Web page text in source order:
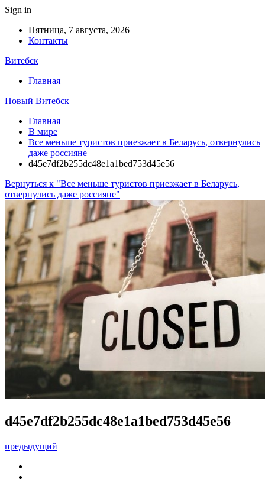
Sign in
Пятница, 7 августа, 2026
Контакты
Витебск
Главная
Новый Витебск
Главная
В мире
Все меньше туристов приезжает в Беларусь, отвернулись
даже россияне
d45e7df2b255dc48e1a1bed753d45e56
Вернуться к "Все меньше туристов приезжает в Беларусь,
отвернулись даже россияне"
d45e7df2b255dc48e1a1bed753d45e56
предыдущий